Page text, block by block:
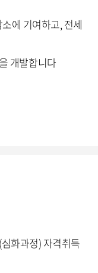
에 기여하고, 전세
개발합니다
화과정) 자격취득